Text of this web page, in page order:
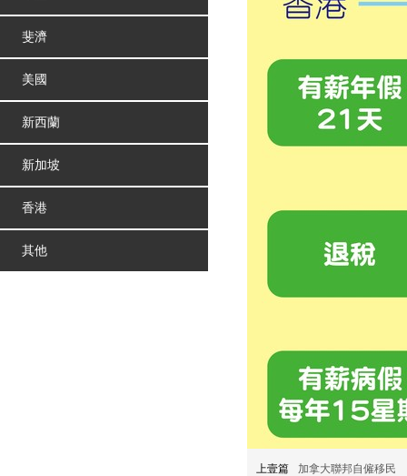
斐濟
美國
新西蘭
新加坡
香港
其他
上壹篇 加拿大聯邦自僱移民